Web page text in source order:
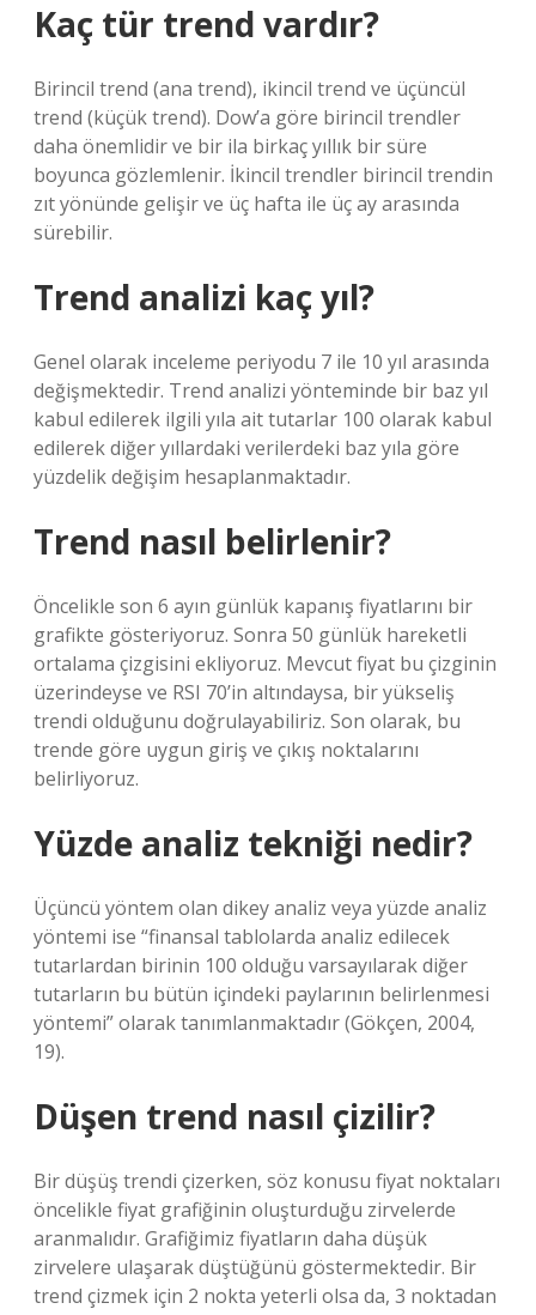
Kaç tür trend vardır?
Birincil trend (ana trend), ikincil trend ve üçüncül
trend (küçük trend). Dow’a göre birincil trendler
daha önemlidir ve bir ila birkaç yıllık bir süre
boyunca gözlemlenir. İkincil trendler birincil trendin
zıt yönünde gelişir ve üç hafta ile üç ay arasında
sürebilir.
Trend analizi kaç yıl?
Genel olarak inceleme periyodu 7 ile 10 yıl arasında
değişmektedir. Trend analizi yönteminde bir baz yıl
kabul edilerek ilgili yıla ait tutarlar 100 olarak kabul
edilerek diğer yıllardaki verilerdeki baz yıla göre
yüzdelik değişim hesaplanmaktadır.
Trend nasıl belirlenir?
Öncelikle son 6 ayın günlük kapanış fiyatlarını bir
grafikte gösteriyoruz. Sonra 50 günlük hareketli
ortalama çizgisini ekliyoruz. Mevcut fiyat bu çizginin
üzerindeyse ve RSI 70’in altındaysa, bir yükseliş
trendi olduğunu doğrulayabiliriz. Son olarak, bu
trende göre uygun giriş ve çıkış noktalarını
belirliyoruz.
Yüzde analiz tekniği nedir?
Üçüncü yöntem olan dikey analiz veya yüzde analiz
yöntemi ise “finansal tablolarda analiz edilecek
tutarlardan birinin 100 olduğu varsayılarak diğer
tutarların bu bütün içindeki paylarının belirlenmesi
yöntemi” olarak tanımlanmaktadır (Gökçen, 2004,
19).
Düşen trend nasıl çizilir?
Bir düşüş trendi çizerken, söz konusu fiyat noktaları
öncelikle fiyat grafiğinin oluşturduğu zirvelerde
aranmalıdır. Grafiğimiz fiyatların daha düşük
zirvelere ulaşarak düştüğünü göstermektedir. Bir
trend çizmek için 2 nokta yeterli olsa da, 3 noktadan